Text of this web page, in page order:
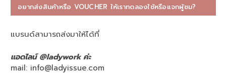
อยากส่งสินค้าหรือ VOUCHER ให้เราทดลองใช้หรือแจกผู้ชม?
แบรนด์สามารถส่งมาให้ได้ที่
แอดไลน์ @ladywork ค่ะ
mail: info@ladyissue.com